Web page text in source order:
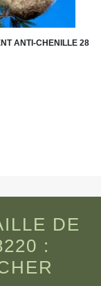
ANTI-CHENILLE 28
DE
: